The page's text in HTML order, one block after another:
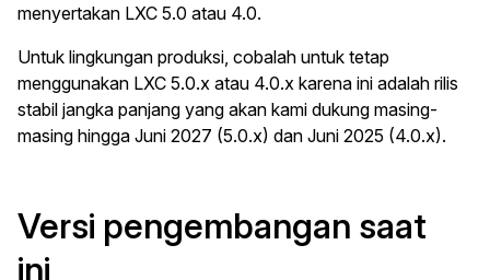
menyertakan LXC 5.0 atau 4.0.
Untuk lingkungan produksi, cobalah untuk tetap
menggunakan LXC 5.0.x atau 4.0.x karena ini adalah rilis
stabil jangka panjang yang akan kami dukung masing-
masing hingga Juni 2027 (5.0.x) dan Juni 2025 (4.0.x).
Versi pengembangan saat
ini